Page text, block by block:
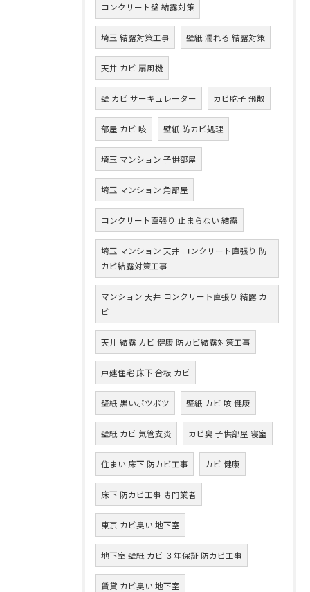
コンクリート壁 結露対策
埼玉 結露対策工事 壁紙 濡れる 結露対策
天井 カビ 扇風機
壁 カビ サーキュレーター カビ胞子 飛散
部屋 カビ 咳 壁紙 防カビ処理
埼玉 マンション 子供部屋
埼玉 マンション 角部屋
コンクリート直張り 止まらない 結露
埼玉 マンション 天井 コンクリート直張り 防
カビ結露対策工事
マンション 天井 コンクリート直張り 結露 カ
ビ
天井 結露 カビ 健康 防カビ結露対策工事
戸建住宅 床下 合板 カビ
壁紙 黒いポツポツ 壁紙 カビ 咳 健康
壁紙 カビ 気管支炎 カビ臭 子供部屋 寝室
住まい 床下 防カビ工事 カビ 健康
床下 防カビ工事 専門業者
東京 カビ臭い 地下室
地下室 壁紙 カビ ３年保証 防カビ工事
賃貸 カビ臭い 地下室